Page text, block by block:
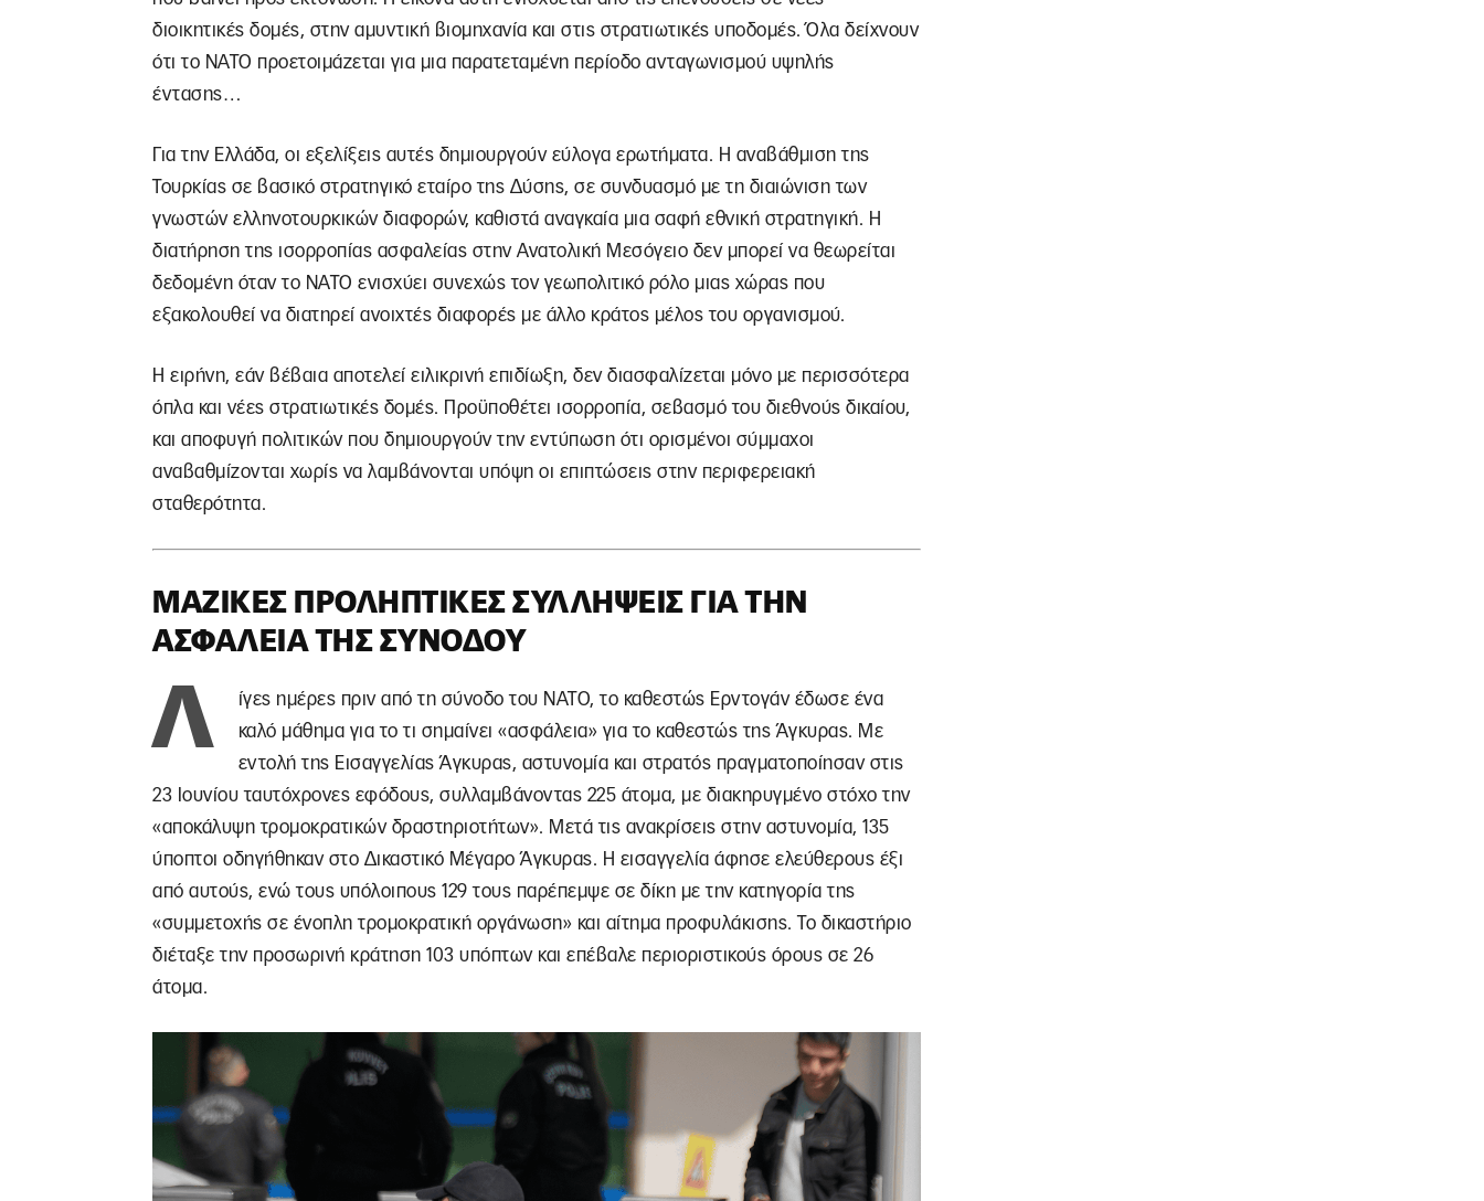
διοικητικές δομές, στην αμυντική βιομηχανία και στις στρατιωτικές υποδομές. Όλα δείχνουν
ότι το ΝΑΤΟ προετοιμάζεται για μια παρατεταμένη περίοδο ανταγωνισμού υψηλής
έντασης…
Για την Ελλάδα, οι εξελίξεις αυτές δημιουργούν εύλογα ερωτήματα. Η αναβάθμιση της
Τουρκίας σε βασικό στρατηγικό εταίρο της Δύσης, σε συνδυασμό με τη διαιώνιση των
γνωστών ελληνοτουρκικών διαφορών, καθιστά αναγκαία μια σαφή εθνική στρατηγική. Η
διατήρηση της ισορροπίας ασφαλείας στην Ανατολική Μεσόγειο δεν μπορεί να θεωρείται
δεδομένη όταν το ΝΑΤΟ ενισχύει συνεχώς τον γεωπολιτικό ρόλο μιας χώρας που
εξακολουθεί να διατηρεί ανοιχτές διαφορές με άλλο κράτος μέλος του οργανισμού.
Η ειρήνη, εάν βέβαια αποτελεί ειλικρινή επιδίωξη, δεν διασφαλίζεται μόνο με περισσότερα
όπλα και νέες στρατιωτικές δομές. Προϋποθέτει ισορροπία, σεβασμό του διεθνούς δικαίου,
και αποφυγή πολιτικών που δημιουργούν την εντύπωση ότι ορισμένοι σύμμαχοι
αναβαθμίζονται χωρίς να λαμβάνονται υπόψη οι επιπτώσεις στην περιφερειακή
σταθερότητα.
ΜΑΖΙΚΈΣ ΠΡΟΛΗΠΤΙΚΈΣ ΣΥΛΛΉΨΕΙΣ ΓΙΑ ΤΗΝ
ΑΣΦΆΛΕΙΑ ΤΗΣ ΣΥΝΌΔΟΥ
Λ
ίγες ημέρες πριν από τη σύνοδο του ΝΑΤΟ, το καθεστώς Ερντογάν έδωσε ένα
καλό μάθημα για το τι σημαίνει «ασφάλεια» για το καθεστώς της Άγκυρας. Με
εντολή της Εισαγγελίας Άγκυρας, αστυνομία και στρατός πραγματοποίησαν στις
23 Ιουνίου ταυτόχρονες εφόδους, συλλαμβάνοντας 225 άτομα, με διακηρυγμένο στόχο την
«αποκάλυψη τρομοκρατικών δραστηριοτήτων». Μετά τις ανακρίσεις στην αστυνομία, 135
ύποπτοι οδηγήθηκαν στο Δικαστικό Μέγαρο Άγκυρας. Η εισαγγελία άφησε ελεύθερους έξι
από αυτούς, ενώ τους υπόλοιπους 129 τους παρέπεμψε σε δίκη με την κατηγορία της
«συμμετοχής σε ένοπλη τρομοκρατική οργάνωση» και αίτημα προφυλάκισης. Το δικαστήριο
διέταξε την προσωρινή κράτηση 103 υπόπτων και επέβαλε περιοριστικούς όρους σε 26
άτομα.